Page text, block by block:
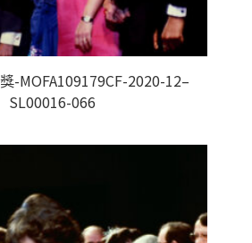
-MOFA109179CF-2020-12–
SL00016-066